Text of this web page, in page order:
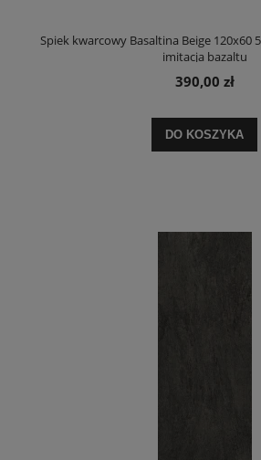
Spiek kwarcowy Basaltina Beige 120x60
imitacja bazaltu
390,00 zł
DO KOSZYKA